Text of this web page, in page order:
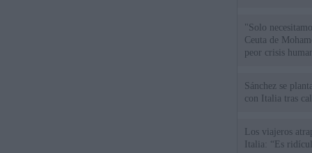
"Solo
Ceuta de
peor crisis
Sánchez se
con Italia tras
Los viajeros
Italia: “Es